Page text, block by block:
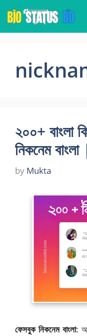
Skip
content
২০০+ বাংলা
নিকনেম
by Mukta
ফেসবুক নিকনেম বাংলা: